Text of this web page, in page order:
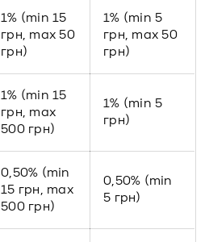
1% (min 15
грн, max 50
грн)
1% (min 5
грн, max 50
грн)
1% (min 15
грн, max
500 грн)
1% (min 5
грн)
0,50% (min
15 грн, max
500 грн)
0,50% (min
5 грн)